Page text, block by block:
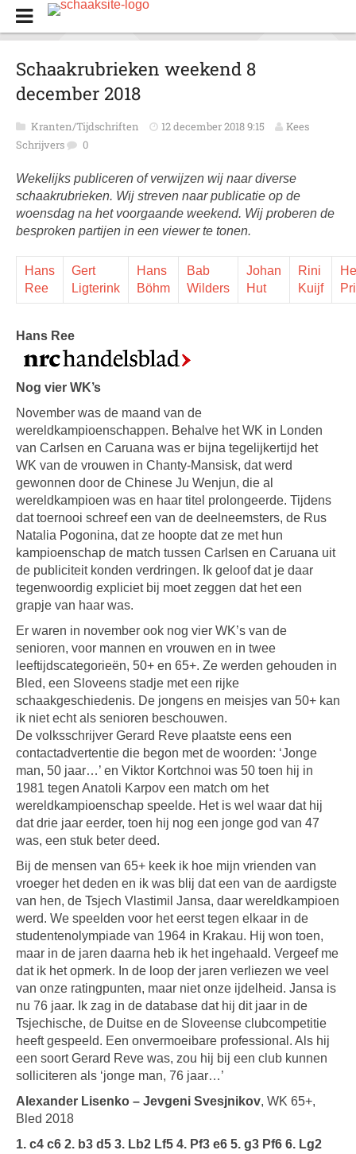
Schaakrubrieken weekend 8
december 2018
Kranten/Tijdschriften 12 december 2018 9:15
Kees
Schrijvers
0
Wekelijks publiceren of verwijzen wij naar diverse
schaakrubrieken. Wij streven naar publicatie op de
woensdag na het voorgaande weekend. Wij proberen de
besproken partijen in een viewer te tonen.
Hans
Ree
Gert
Ligterink
Hans
Böhm
Bab
Wilders
Johan
Hut
Rini
Kuijf
Hans Ree
Nog vier WK’s
November was de maand van de
wereldkampioenschappen. Behalve het WK in Londen
van Carlsen en Caruana was er bijna tegelijkertijd het
WK van de vrouwen in Chanty-Mansisk, dat werd
gewonnen door de Chinese Ju Wenjun, die al
wereldkampioen was en haar titel prolongeerde. Tijdens
dat toernooi schreef een van de deelneemsters, de Rus
Natalia Pogonina, dat ze hoopte dat ze met hun
kampioenschap de match tussen Carlsen en Caruana uit
de publiciteit konden verdringen. Ik geloof dat je daar
tegenwoordig expliciet bij moet zeggen dat het een
grapje van haar was.
Er waren in november ook nog vier WK’s van de
senioren, voor mannen en vrouwen en in twee
leeftijdscategorieën, 50+ en 65+. Ze werden gehouden in
Bled, een Sloveens stadje met een rijke
schaakgeschiedenis. De jongens en meisjes van 50+ kan
ik niet echt als senioren beschouwen.
De volksschrijver Gerard Reve plaatste eens een
contactadvertentie die begon met de woorden: ‘Jonge
man, 50 jaar…’ en Viktor Kortchnoi was 50 toen hij in
1981 tegen Anatoli Karpov een match om het
wereldkampioenschap speelde. Het is wel waar dat hij
dat drie jaar eerder, toen hij nog een jonge god van 47
was, een stuk beter deed.
Bij de mensen van 65+ keek ik hoe mijn vrienden van
vroeger het deden en ik was blij dat een van de aardigste
van hen, de Tsjech Vlastimil Jansa, daar wereldkampioen
werd. We speelden voor het eerst tegen elkaar in de
studentenolympiade van 1964 in Krakau. Hij won toen,
maar in de jaren daarna heb ik het ingehaald. Vergeef me
dat ik het opmerk. In de loop der jaren verliezen we veel
van onze ratingpunten, maar niet onze ijdelheid. Jansa is
nu 76 jaar. Ik zag in de database dat hij dit jaar in de
Tsjechische, de Duitse en de Sloveense clubcompetitie
heeft gespeeld. Een onvermoeibare professional. Als hij
een soort Gerard Reve was, zou hij bij een club kunnen
solliciteren als ‘jonge man, 76 jaar…’
Alexander Lisenko – Jevgeni Svesjnikov, WK 65+,
Bled 2018
1. c4 c6 2. b3 d5 3. Lb2 Lf5 4. Pf3 e6 5. g3 Pf6 6. Lg2